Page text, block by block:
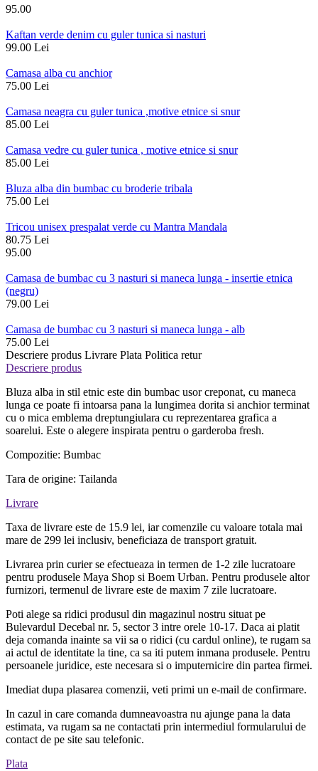
95.00
Kaftan verde denim cu guler tunica si nasturi
99.00 Lei
Camasa alba cu anchior
75.00 Lei
Camasa neagra cu guler tunica ,motive etnice si snur
85.00 Lei
Camasa vedre cu guler tunica , motive etnice si snur
85.00 Lei
Bluza alba din bumbac cu broderie tribala
75.00 Lei
Tricou unisex prespalat verde cu Mantra Mandala
80.75 Lei
95.00
Camasa de bumbac cu 3 nasturi si maneca lunga - insertie etnica
(negru)
79.00 Lei
Camasa de bumbac cu 3 nasturi si maneca lunga - alb
75.00 Lei
Descriere produs Livrare Plata Politica retur
Descriere produs
Bluza alba in stil etnic este din bumbac usor creponat, cu maneca
lunga ce poate fi intoarsa pana la lungimea dorita si anchior terminat
cu o mica emblema dreptungiulara cu reprezentarea grafica a
soarelui. Este o alegere inspirata pentru o garderoba fresh.
Compozitie: Bumbac
Tara de origine: Tailanda
Livrare
Taxa de livrare este de 15.9 lei, iar comenzile cu valoare totala mai
mare de 299 lei inclusiv, beneficiaza de transport gratuit.
Livrarea prin curier se efectueaza in termen de 1-2 zile lucratoare
pentru produsele Maya Shop si Boem Urban. Pentru produsele altor
furnizori, termenul de livrare este de maxim 7 zile lucratoare.
Poti alege sa ridici produsul din magazinul nostru situat pe
Bulevardul Decebal nr. 5, sector 3 intre orele 10-17. Daca ai platit
deja comanda inainte sa vii sa o ridici (cu cardul online), te rugam sa
ai actul de identitate la tine, ca sa iti putem inmana produsele. Pentru
persoanele juridice, este necesara si o imputernicire din partea firmei.
Imediat dupa plasarea comenzii, veti primi un e-mail de confirmare.
In cazul in care comanda dumneavoastra nu ajunge pana la data
estimata, va rugam sa ne contactati prin intermediul formularului de
contact de pe site sau telefonic.
Plata